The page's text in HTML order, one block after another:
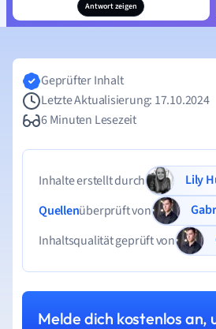
Antwort zeigen
Geprüfter Inhalt
Letzte Aktualisierung: 17.10.2024
6 Minuten Lesezeit
Inhalte erstellt durch
Quellenüberprüft von
Inhaltsqualität geprüft von
Melde dich kostenlos an,